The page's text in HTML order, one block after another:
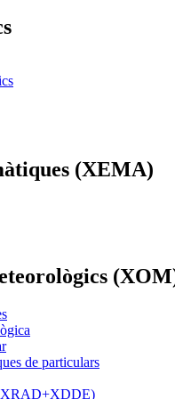
(XEMA)
de particulars